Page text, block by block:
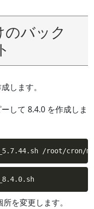
のバック
します。
して 8.4.0 を作成しま
/root/cron/
を変更します。